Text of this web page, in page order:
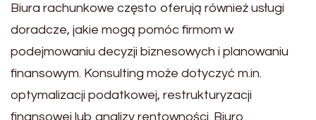
Biura rachunkowe często oferują również usługi
doradcze, jakie mogą pomóc firmom w
podejmowaniu decyzji biznesowych i planowaniu
finansowym. Konsulting może dotyczyć m.in.
optymalizacji podatkowej, restrukturyzacji
finansowej lub analizy rentowności. Biuro